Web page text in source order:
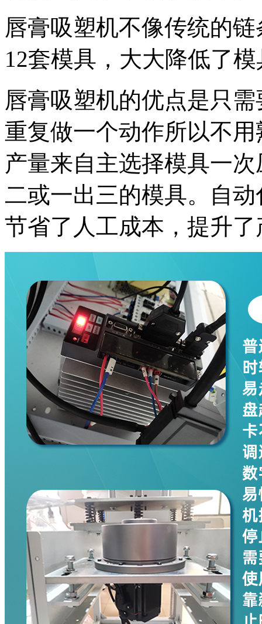
唇膏吸塑机不像传统的
12套模具，大大降低了
唇膏吸塑机的优点是只
重复做一个动作所以不
产量来自主选择模具一
二或一出三的模具。自
节省了人工成本，提升